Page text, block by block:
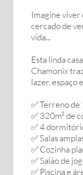
Imagine viver
cercado de
vida...
Esta linda
Chamonix
lazer, espaço
✅ Terreno de
✅ 320m² de
✅ 4
✅ Salas
✅ Cozinha
✅ Salão de
✅ Piscina e